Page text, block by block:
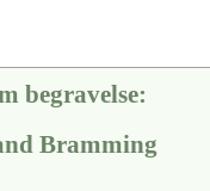
begravelse:
Bramming